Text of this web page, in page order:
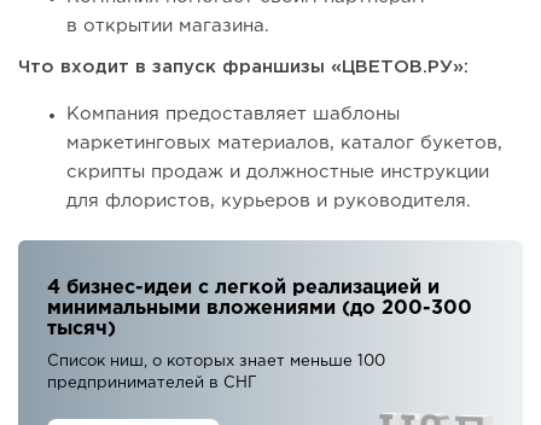
в открытии магазина.
Что входит в запуск франшизы «ЦВЕТОВ.РУ»:
Компания предоставляет шаблоны
маркетинговых материалов, каталог букетов,
скрипты продаж и должностные инструкции
для флористов, курьеров и руководителя.
4 бизнес-идеи с легкой реализацией и
минимальными вложениями (до 200-300
тысяч)
Список ниш, о которых знает меньше 100
предпринимателей в СНГ